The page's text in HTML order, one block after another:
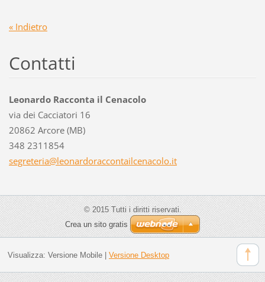
« Indietro
Contatti
Leonardo Racconta il Cenacolo
via dei Cacciatori 16
20862 Arcore (MB)
348 2311854
segreteria@leonardoraccontailcenacolo.it
© 2015 Tutti i diritti riservati.
Crea un sito gratis
Visualizza: Versione Mobile| Versione Desktop